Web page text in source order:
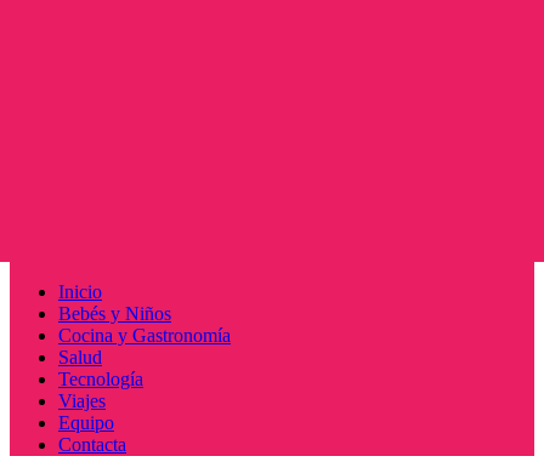
Menú
principal
Inicio
Bebés y Niños
Cocina y Gastronomía
Salud
Tecnología
Viajes
Equipo
Contacta